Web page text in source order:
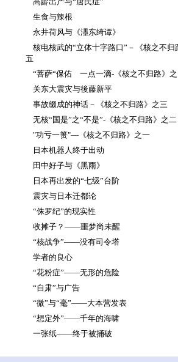
高龄出产与“唐氏症”
生食与辣根
永井荷风与《濹东绮谭》
核电核武的“立体十字路口”－《核之不归
五
“菩萨“保佑 一点一滴-《核之不归路》
关东大震灾与後藤新平
事故缀成的神话－《核之不归路》之三
无核“国是”之“不是”-《核之不归路》之二
"功亏一篑"—《核之不归路》之一
日本机器人终于出动
田中好子与《黑雨》
日本再出发的“七级”台阶
震灾与日本迁都论
“侏罗纪”的现实性
收摊子？——噩梦尚未醒
“核战争”——没有司令塔
学者的良心
“花粉症”——无形的危险
“自肃”与广告
“微”与“毫”——大本营发表
“想定外”——千年的海啸
一张纸——终于被捅破